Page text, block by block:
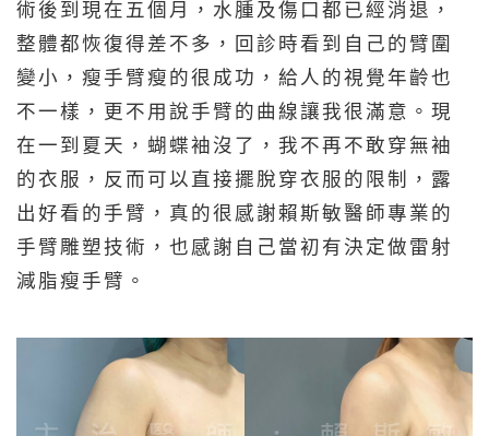
術後到現在五個月，水腫及傷口都已經消退，
整體都恢復得差不多，回診時看到自己的臂圍
變小，瘦手臂瘦的很成功，給人的視覺年齡也
不一樣，更不用說手臂的曲線讓我很滿意。現
在一到夏天，蝴蝶袖沒了，我不再不敢穿無袖
的衣服，反而可以直接擺脫穿衣服的限制，露
出好看的手臂，真的很感謝賴斯敏醫師專業的
手臂雕塑技術，也感謝自己當初有決定做雷射
減脂瘦手臂。